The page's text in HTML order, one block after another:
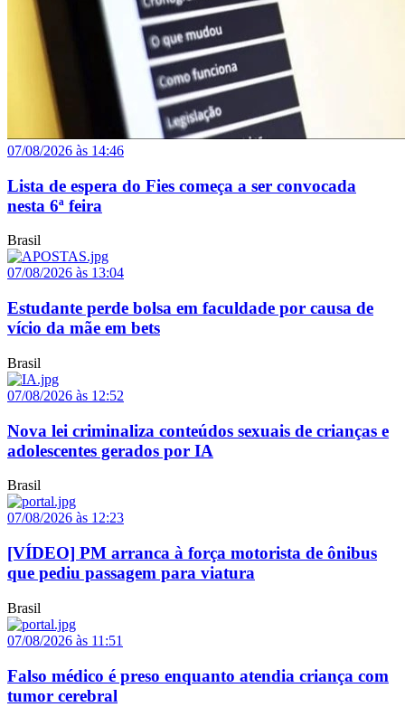
07/08/2026 às 14:46
Lista de espera do Fies começa a ser convocada
nesta 6ª feira
Brasil
07/08/2026 às 13:04
Estudante perde bolsa em faculdade por causa de
vício da mãe em bets
Brasil
07/08/2026 às 12:52
Nova lei criminaliza conteúdos sexuais de crianças e
adolescentes gerados por IA
Brasil
07/08/2026 às 12:23
[VÍDEO] PM arranca à força motorista de ônibus
que pediu passagem para viatura
Brasil
07/08/2026 às 11:51
Falso médico é preso enquanto atendia criança com
tumor cerebral